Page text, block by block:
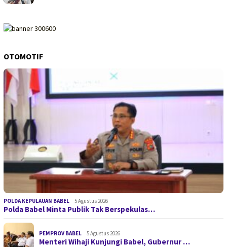
OTOMOTIF
POLDA KEPULAUAN BABEL 5 Agustus 2026
Polda Babel Minta Publik Tak Berspekulas…
PEMPROV BABEL 5 Agustus 2026
Menteri Wihaji Kunjungi Babel, Gubernur …